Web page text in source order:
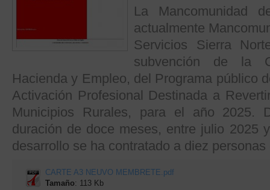
La Mancomunidad
actualmente
Servicios Sierra
subvención de la
Hacienda y Empleo, del Programa público
Activación Profesional Destinada a
Municipios Rurales, para el año 2025.
duración de doce meses, entre julio 2025
desarrollo se ha contratado a diez
CARTE A3 NEUVO MEMBRETE.pdf
Tamaño: 113 Kb